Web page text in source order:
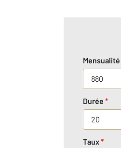
Mensualité
Durée *
Taux*